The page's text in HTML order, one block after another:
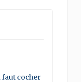
faut cocher